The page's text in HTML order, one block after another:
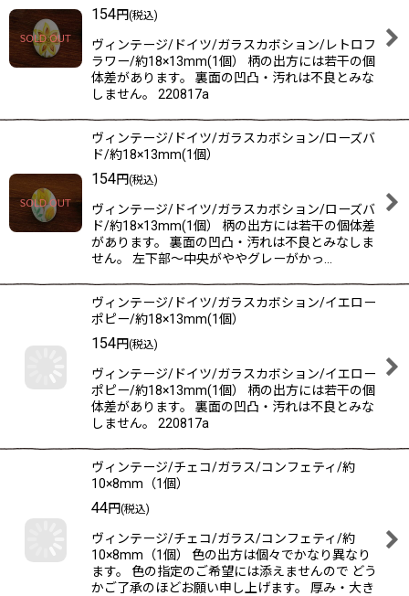
154円(税込)
ヴィンテージ/ドイツ/ガラスカボション/レトロフ
ラワー/約18×13mm(1個） 柄の出方には若干の個
体差があります。 裏面の凹凸・汚れは不良とみな
しません。 220817a
ヴィンテージ/ドイツ/ガラスカボション/ローズバ
ド/約18×13mm(1個）
154円(税込)
ヴィンテージ/ドイツ/ガラスカボション/ローズバ
ド/約18×13mm(1個） 柄の出方には若干の個体差
があります。 裏面の凹凸・汚れは不良とみなしま
せん。 左下部〜中央がややグレーがかっ…
ヴィンテージ/ドイツ/ガラスカボション/イエロー
ポピー/約18×13mm(1個）
154円(税込)
ヴィンテージ/ドイツ/ガラスカボション/イエロー
ポピー/約18×13mm(1個） 柄の出方には若干の個
体差があります。 裏面の凹凸・汚れは不良とみな
しません。 220817a
ヴィンテージ/チェコ/ガラス/コンフェティ/約
10×8mm（1個）
44円(税込)
ヴィンテージ/チェコ/ガラス/コンフェティ/約
10×8mm（1個） 色の出方は個々でかなり異なり
ます。 色の指定のご希望には添えませんので どう
かご了承のほどお願い申し上げます。 厚み・大き